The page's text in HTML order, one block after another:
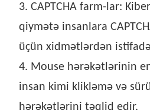
3. CAPTCHA farm-lar:
qiymətə insanlara
üçün xidmətlərdən
4. Mouse hərəkətlərinin
insan kimi klikləmə və
hərəkətlərini təqlid edir.